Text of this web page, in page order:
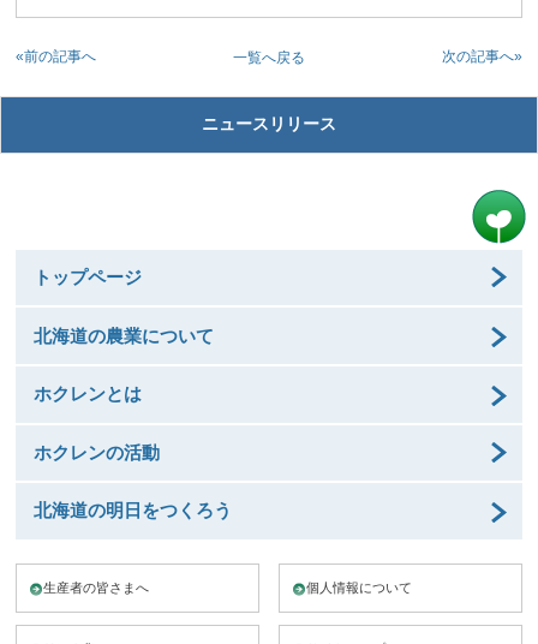
一覧へ戻る
«前の記事へ 次の記事へ»
ニュースリリース
トップページ
北海道の農業について
ホクレンとは
ホクレンの活動
北海道の明日をつくろう
生産者の皆さまへ 個人情報について